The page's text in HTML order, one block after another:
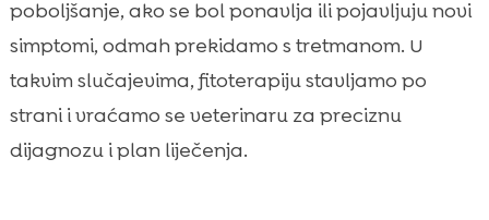
poboljšanje, ako se bol ponavlja ili pojavljuju novi
simptomi, odmah prekidamo s tretmanom. U
takvim slučajevima, fitoterapiju stavljamo po
strani i vraćamo se veterinaru za preciznu
dijagnozu i plan liječenja.